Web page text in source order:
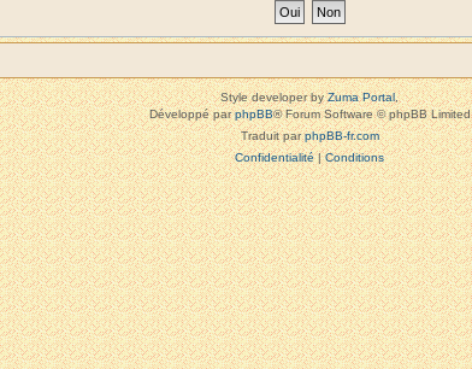
Style developer byZuma Portal,
Développé parphpBB® Forum Software © phpBB Limited
Traduit parphpBB-fr.com
Confidentialité|Conditions